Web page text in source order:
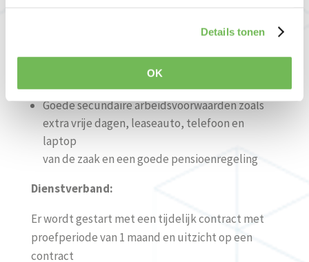
Details tonen
OK
vaardigheden
Wat biedt Keurhuis Nederland jou?
Een leuke afwisselende baan in een hecht team
Goede secundaire arbeidsvoorwaarden zoals
extra vrije dagen, leaseauto, telefoon en
laptop
van de zaak en een goede pensioenregeling
Dienstverband:
Er wordt gestart met een tijdelijk contract met
proefperiode van 1 maand en uitzicht op een
contract